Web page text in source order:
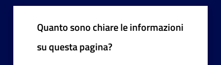
Quanto sono chiare le informazioni
su questa pagina?